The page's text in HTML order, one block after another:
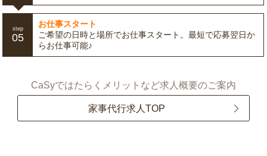
step
05
お仕事スタート
ご希望の日時と場所でお仕事スタート。最短で応募翌日か
らお仕事可能♪
CaSyではたらくメリットなど求人概要のご案内
家事代行求人TOP